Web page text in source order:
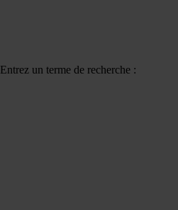
Entrez un terme de recherche :